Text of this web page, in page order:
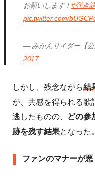
お願いします！#弾き
pic.twitter.com/
— みかんサイダー【
2017
しかし、残念ながら結
が、共感を得られる歌
逃したものの、
どの参
跡を残す結果となった。
ファンのマナーが悪